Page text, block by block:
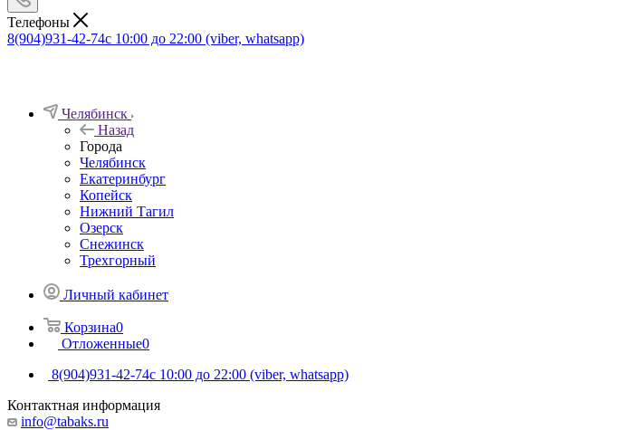
Телефоны
8(904)931-42-74с 10:00 до 22:00 (viber, whatsapp)
Челябинск
Назад
Города
Челябинск
Екатеринбург
Копейск
Нижний Тагил
Озерск
Снежинск
Трехгорный
Личный кабинет
Корзина0
Отложенные0
8(904)931-42-74с 10:00 до 22:00 (viber, whatsapp)
Контактная информация
info@tabaks.ru